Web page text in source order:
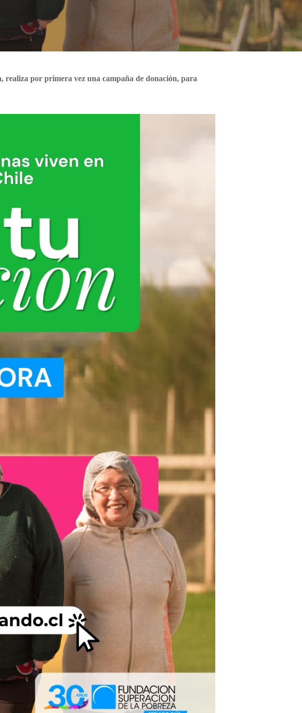
realiza por primera vez una campaña de donación, para